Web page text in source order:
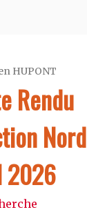
HUPONT
Rendu
Nord
2026